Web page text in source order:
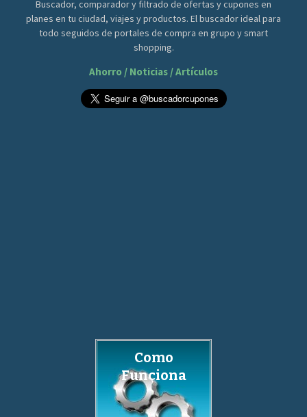
Buscador, comparador y filtrado de ofertas y cupones en
planes en tu ciudad, viajes y productos. El buscador ideal para
todo seguidos de portales de compra en grupo y smart
shopping.
Ahorro / Noticias / Artículos
Como
Funciona